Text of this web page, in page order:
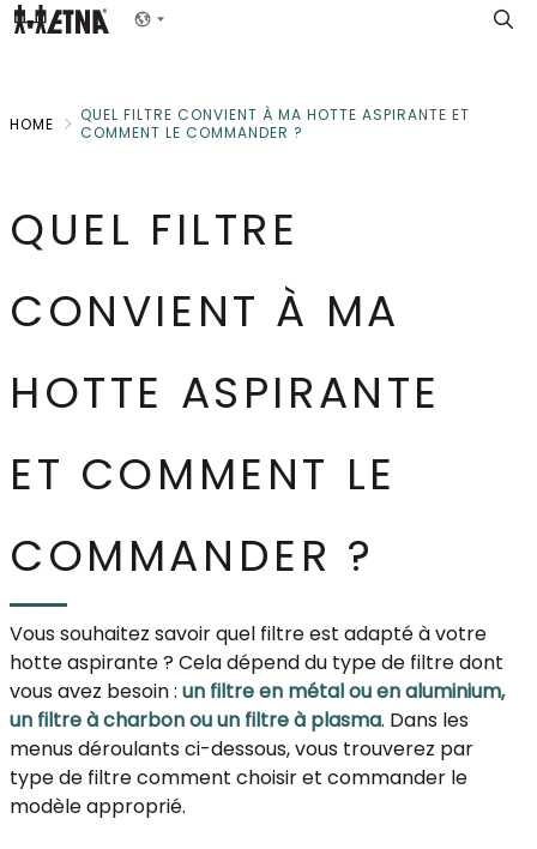
Skip
Show menu
HOME
QUEL FILTRE CONVIENT À MA HOTTE ASPIRANTE ET
COMMENT LE COMMANDER ?
QUEL FILTRE
CONVIENT À MA
HOTTE ASPIRANTE
ET COMMENT LE
COMMANDER ?
Vous souhaitez savoir quel filtre est adapté à votre
hotte aspirante ? Cela dépend du type de filtre dont
vous avez besoin : un filtre en métal ou en aluminium,
un filtre à charbon ou un filtre à plasma. Dans les
menus déroulants ci-dessous, vous trouverez par
type de filtre comment choisir et commander le
modèle approprié.